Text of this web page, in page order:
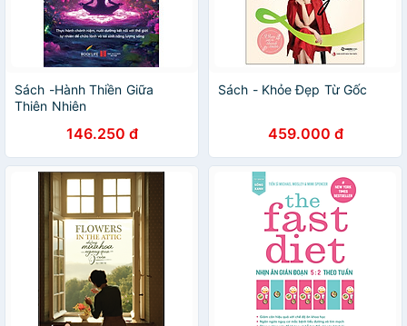
Sách -Hành Thiền Giữa
Thiên Nhiên
146.250 đ
Sách - Khỏe Đẹp Từ Gốc
459.000 đ